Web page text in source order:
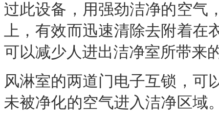
过此设备，用强劲洁净的空气
上，有效而迅速清除去附着
可以减少人进出洁净室所带来
风淋室的两道门电子互锁，可
未被净化的空气进入洁净区域